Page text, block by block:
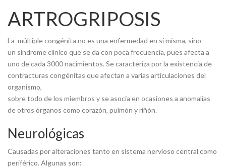
ARTROGRIPOSIS
La múltiple congénita no es una enfermedad en sí misma, sino
un síndrome clínico que se da con poca frecuencia, pues afecta a
uno de cada 3000 nacimientos. Se caracteriza por la existencia de
contracturas congénitas que afectan a varias articulaciones del
organismo,
sobre todo de los miembros y se asocia en ocasiones a anomalías
de otros órganos como corazón, pulmón y riñón.
Neurológicas
Causadas por alteraciones tanto en sistema nervioso central como
periférico. Algunas son: